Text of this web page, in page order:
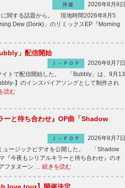
洋楽
2026年8月8日
関する話題から。 現地時間2026年8月5
Dew (Donk)」のリミックスEP『Morning
」配信開始
Ｊ－ＰＯＰ
2026年8月7日
トで配信開始した。 「Bubbly」は、9月13
】のインスパイアソングとして制作され
読む
ーと待ち合わせ』OP曲「Shadow
Ｊ－ＰＯＰ
2026年8月7日
ュージックビデオを公開した。 「Shadow
『今夜もシリアルキラーと待ち合わせ』のオ
フタヌーン … 続きを読む